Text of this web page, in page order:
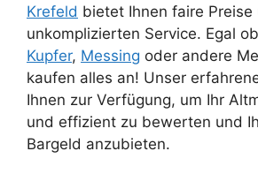
Krefeld bietet Ihnen faire Preise
unkomplizierten Service. Egal
Kupfer, Messing oder andere
kaufen alles an! Unser
Ihnen zur Verfügung, um Ihr
und effizient zu bewerten und
Bargeld anzubieten.